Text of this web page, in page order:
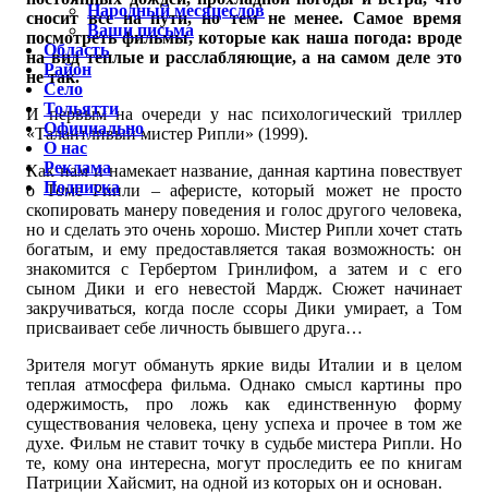
сносит все на пути, но тем не менее. Самое время
посмотреть фильмы, которые как наша погода: вроде
на вид теплые и расслабляющие, а на самом деле это
не так.
И первым на очереди у нас психологический триллер
«Талантливый мистер Рипли» (1999).
Как нам и намекает название, данная картина повествует
о Томе Рипли – аферисте, который может не просто
скопировать манеру поведения и голос другого человека,
но и сделать это очень хорошо. Мистер Рипли хочет стать
богатым, и ему предоставляется такая возможность: он
знакомится с Гербертом Гринлифом, а затем и с его
сыном Дики и его невестой Мардж. Сюжет начинает
закручиваться, когда после ссоры Дики умирает, а Том
присваивает себе личность бывшего друга…
Зрителя могут обмануть яркие виды Италии и в целом
теплая атмосфера фильма. Однако смысл картины про
одержимость, про ложь как единственную форму
существования человека, цену успеха и прочее в том же
духе. Фильм не ставит точку в судьбе мистера Рипли. Но
те, кому она интересна, могут проследить ее по книгам
Патриции Хайсмит, на одной из которых он и основан.
Народный месяцеслов
Ваши письма
Область
Район
Село
Тольятти
Официально
О нас
Реклама
Подписка